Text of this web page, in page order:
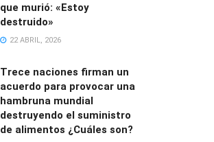
que murió: «Estoy
destruido»
22 ABRIL, 2026
Trece naciones firman un
acuerdo para provocar una
hambruna mundial
destruyendo el suministro
de alimentos ¿Cuáles son?